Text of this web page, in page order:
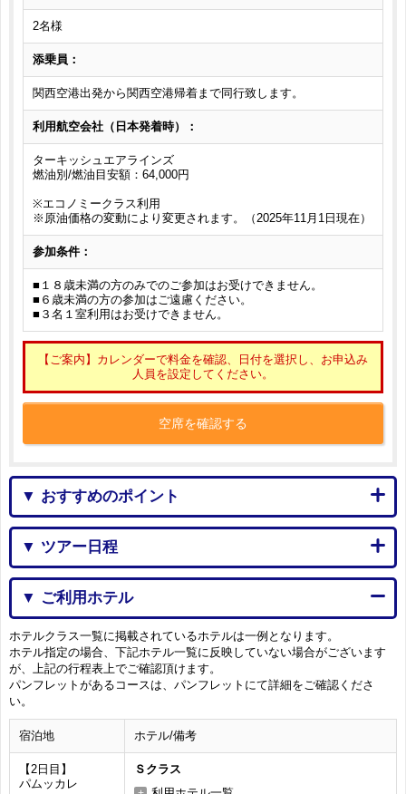
2名様
添乗員：
関西空港出発から関西空港帰着まで同行致します。
利用航空会社（日本発着時）：
ターキッシュエアラインズ
燃油別/燃油目安額：64,000円
※エコノミークラス利用
※原油価格の変動により変更されます。（2025年11月1日現在）
参加条件：
■１８歳未満の方のみでのご参加はお受けできません。
■６歳未満の方の参加はご遠慮ください。
■３名１室利用はお受けできません。
【ご案内】カレンダーで料金を確認、日付を選択し、お申込み
人員を設定してください。
空席を確認する
▼ おすすめのポイント
▼ ツアー日程
▼ ご利用ホテル
ホテルクラス一覧に掲載されているホテルは一例となります。
ホテル指定の場合、下記ホテル一覧に反映していない場合がございます
が、上記の行程表上でご確認頂けます。
パンフレットがあるコースは、パンフレットにて詳細をご確認くださ
い。
宿泊地 ホテル/備考
【2日目】
パムッカレ
Ｓクラス